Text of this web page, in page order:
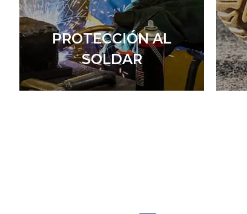
PROTECCIÓN AL
SOLDAR